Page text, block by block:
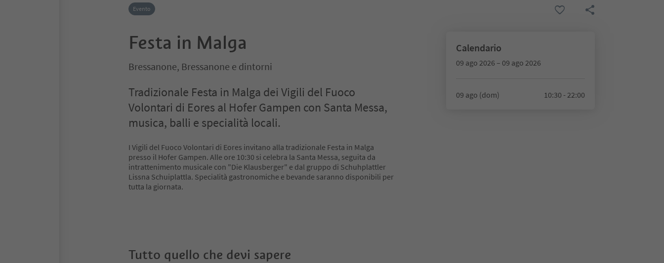
Evento
Festa in Malga
Bressanone, Bressanone e dintorni
Tradizionale Festa in Malga dei Vigili del Fuoco
Volontari di Eores al Hofer Gampen con Santa Messa,
musica, balli e specialità locali.
I Vigili del Fuoco Volontari di Eores invitano alla tradizionale Festa in Malga
presso il Hofer Gampen. Alle ore 10:30 si celebra la Santa Messa, seguita da
intrattenimento musicale con "Die Klausberger" e dal gruppo di Schuhplattler
Lissna Schuiplattla. Specialità gastronomiche e bevande saranno disponibili per
tutta la giornata.
Calendario
09 ago 2026 – 09 ago 2026
09 ago (dom) 10:30 - 22:00
Tutto quello che devi sapere